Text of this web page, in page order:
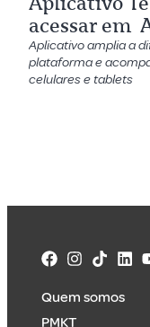
acessar em
Aplicativo amplia a
plataforma e
celulares e tablets
Quem somos
PMKT